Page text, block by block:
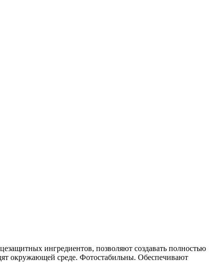
ингредиентов, позволяют создавать полностью
окружающей среде. Фотостабильны. Обеспечивают